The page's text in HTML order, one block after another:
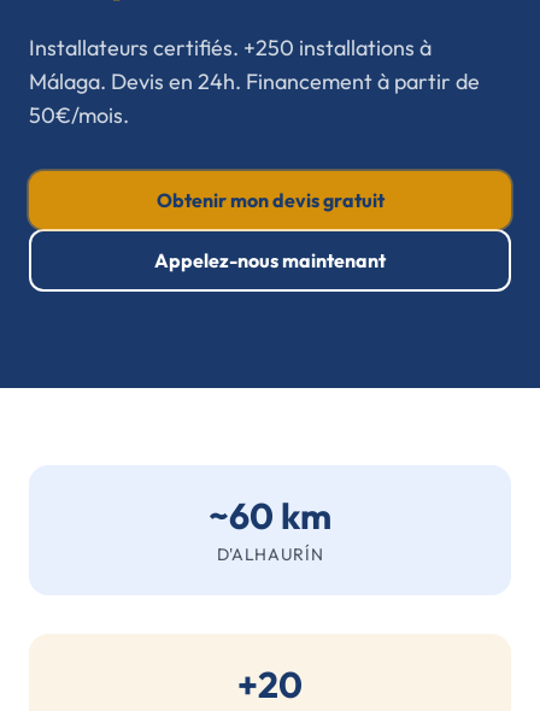
Installateurs certifiés. +250 installations à
Málaga. Devis en 24h. Financement à partir de
50€/mois.
Obtenir mon devis gratuit
Appelez-nous maintenant
~60 km
D'ALHAURÍN
+20